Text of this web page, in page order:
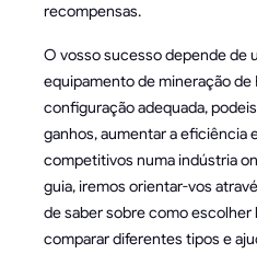
recompensas.
O vosso sucesso depende de
equipamento de mineração
configuração adequada,
ganhos, aumentar a eficiência
competitivos numa indústria
guia, iremos orientar-vos
de saber sobre como escolher
comparar diferentes tipos e